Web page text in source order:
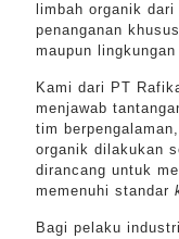
limbah organik
penanganan
maupun
Kami dari PT
menjawab
tim
organik dilakukan
dirancang untuk
memenuhi standar
Bagi pelaku